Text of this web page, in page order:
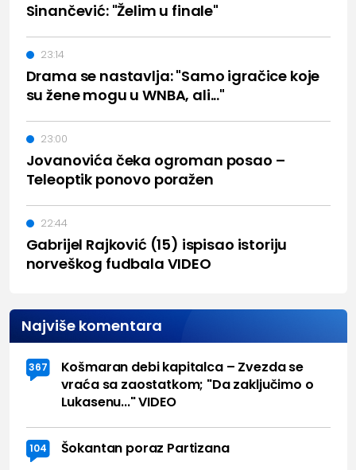
Sinančević: "Želim u finale"
Drama se nastavlja: "Samo igračice koje
su žene mogu u WNBA, ali..."
23:14
Jovanovića čeka ogroman posao –
Teleoptik ponovo poražen
23:00
Gabrijel Rajković (15) ispisao istoriju
norveškog fudbala VIDEO
22:44
Najviše komentara
367
Košmaran debi kapitalca – Zvezda se
vraća sa zaostatkom; "Da zaključimo o
Lukasenu..." VIDEO
104 Šokantan poraz Partizana